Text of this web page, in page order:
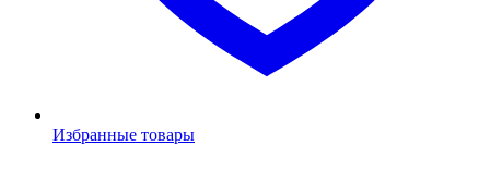
Избранные товары